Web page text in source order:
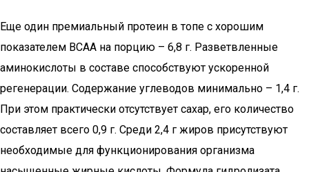
Еще один премиальный протеин в топе с хорошим
показателем ВСАА на порцию – 6,8 г. Разветвленные
аминокислоты в составе способствуют ускоренной
регенерации. Содержание углеводов минимально – 1,4 г.
При этом практически отсутствует сахар, его количество
составляет всего 0,9 г. Среди 2,4 г жиров присутствуют
необходимые для функционирования организма